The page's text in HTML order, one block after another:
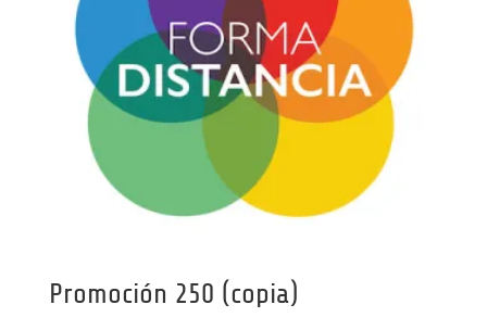
Promoción 250 (copia)